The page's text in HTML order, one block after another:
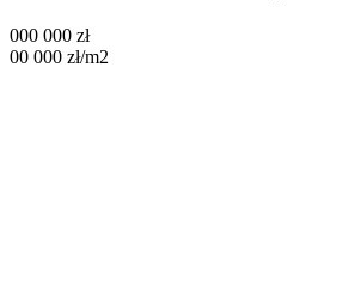
000 000 zł
00 000 zł/m2